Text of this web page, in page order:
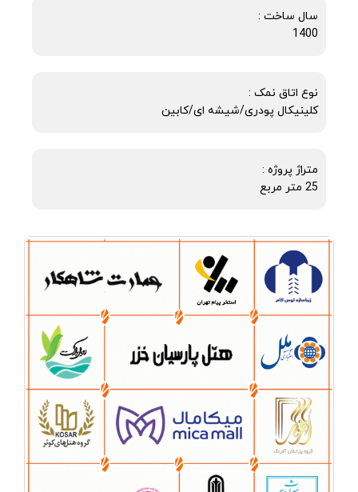
سال ساخت :
1400
نوع اتاق نمک :
کلینیکال پودری/شیشه ای/کابین
متراژ پروژه :
25 متر مربع